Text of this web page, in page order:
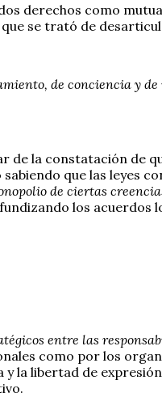
derechos como
se trató de
de conciencia y
de la constatación de
sabiendo que las leyes
de ciertas
los acuerdos
entre las
como por los
la libertad de